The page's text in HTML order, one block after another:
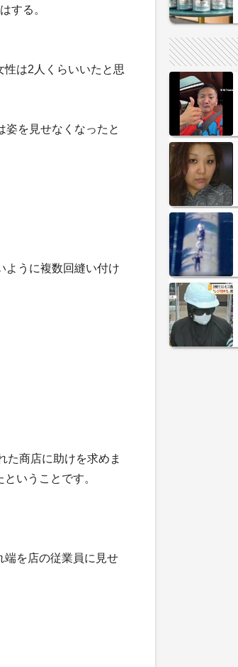
する。
は2人くらいいたと思
姿を見せなくなったと
ように複数回縫い付け
た商店に助けを求めま
いうことです。
端を店の従業員に見せ